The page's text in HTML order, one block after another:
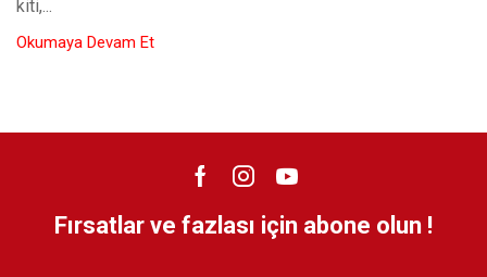
kiti,...
Okumaya Devam Et
Fırsatlar ve fazlası için abone olun !